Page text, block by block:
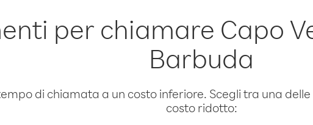
per chiamare Capo
Barbuda
di chiamata a un costo inferiore. Scegli tra una
costo ridotto: